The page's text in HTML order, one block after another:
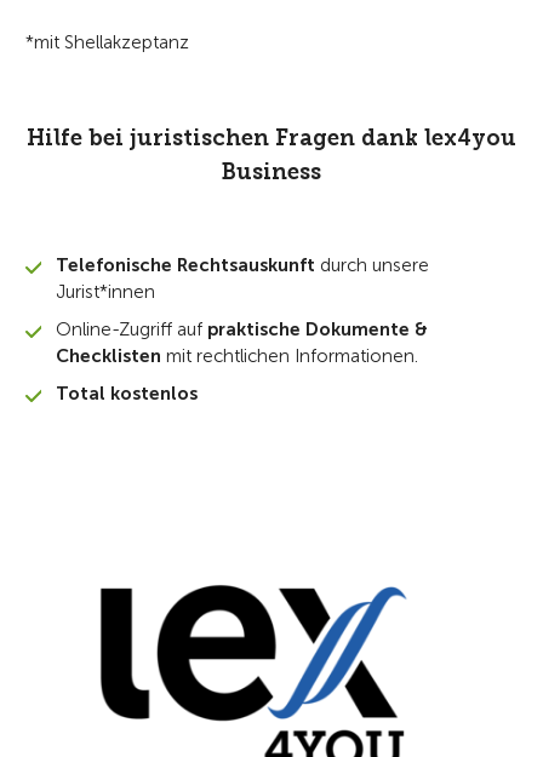
*mit Shellakzeptanz
Hilfe bei juristischen Fragen dank lex4you
Business
Telefonische Rechtsauskunft durch unsere
Jurist*innen
Online-Zugriff auf praktische Dokumente &
Checklisten mit rechtlichen Informationen.
Total kostenlos